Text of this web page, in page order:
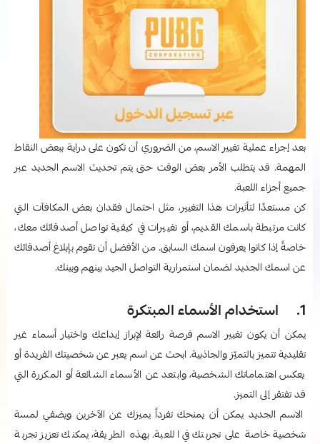
بعد إجراء عملية تغيير الاسم، من الضروري أن تكون على دراية ببعض النقاط
المهمة. قد يتطلب الأمر بعض الوقت حتى يتم تحديث الاسم الجديد عبر
جميع أجزاء اللعبة.
كن مستعدًا لتأثيرات هذا التغيير، مثل احتمال فقدان بعض المكافآت التي
كانت مرتبطة باسمك القديم، أو تغييرات في كيفية تواصل أصدقائك معك،
خاصةً إذا كانوا يعرفون اسمك السابق. من الأفضل أن تقوم بإبلاغ أصدقائك
عن اسمك الجديد لضمان استمرارية التواصل الجيد بينهم وبينك.
1. استخدام الأسماء المبتكرة
يمكن أن يكون تغيير الاسم فرصة رائعة لإبراز إبداعك واختيار أسماء غير
تقليدية تتميز بالتميّز والجاذبية. ابحث عن اسم يعبر عن شخصيتك الفريدة أو
يعكس اهتماماتك الشخصية، وابتعد عن الأسماء الشائعة أو المكررة التي
قد تفتقر إلى التميز.
الاسم الجديد يمكن أن يمنحك تفرداً يميزك عن الآخرين ويضفي لمسة
شخصية خاصة على تجربتك في اللعبة. بهذه الطريقة، يمكنك تعزيز تجربة